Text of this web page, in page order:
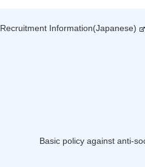
Recruitment Information(Japanese)
Basic policy against anti-